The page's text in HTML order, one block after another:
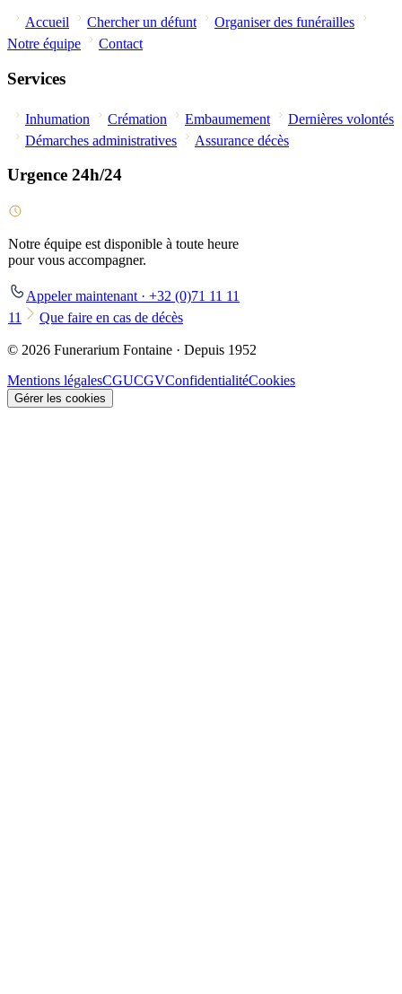
Accueil Chercher un défunt
Organiser des funérailles
Notre équipe
Contact
Services
Inhumation Crémation Embaumement
Dernières volontés
Démarches administratives
Assurance décès
Urgence 24h/24
Notre équipe est disponible à toute heure
pour vous accompagner.
Appeler maintenant · +32 (0)71 11 11
11
Que faire en cas de décès
© 2026 Funerarium Fontaine · Depuis 1952
Mentions légalesCGUCGVConfidentialitéCookies
Gérer les cookies